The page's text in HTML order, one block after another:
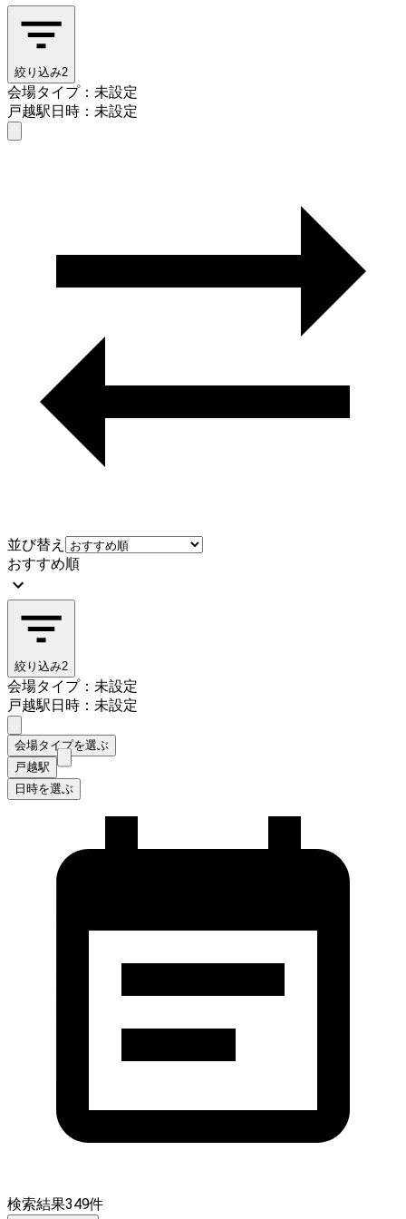
絞り込み2
会場タイプ：未設定
戸越駅日時：未設定
並び替え
おすすめ順
絞り込み2
会場タイプ：未設定
戸越駅日時：未設定
会場タイプを選ぶ
戸越駅
日時を選ぶ
検索結果349件